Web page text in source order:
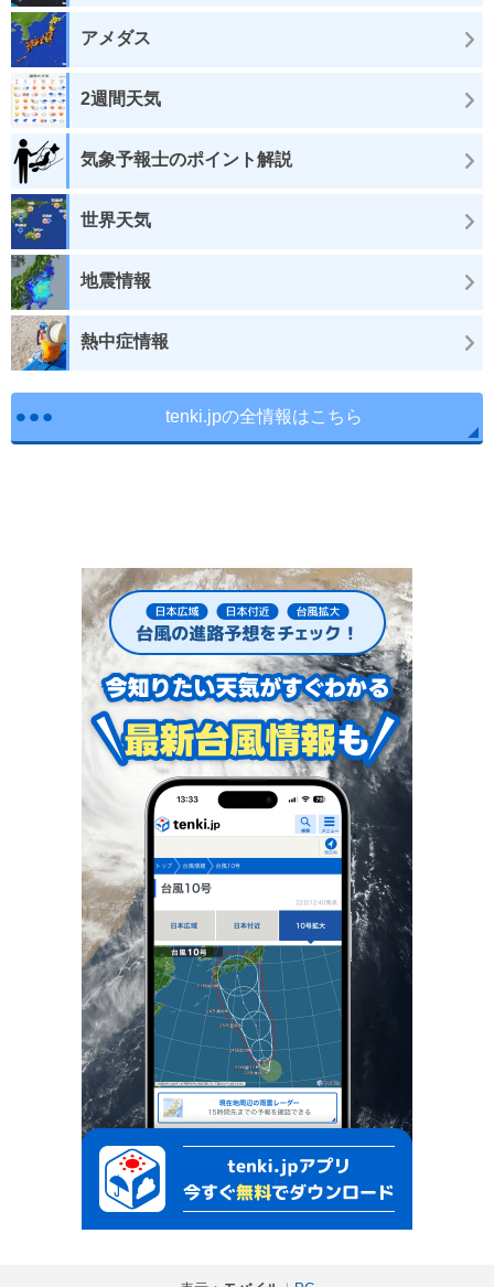
アメダス
2週間天気
気象予報士のポイント解説
世界天気
地震情報
熱中症情報
tenki.jpの全情報はこちら